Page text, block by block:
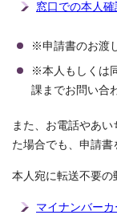
窓口での本人確
※申請書のお渡
※本人もしくは
課までお問い合
また、お電話やあ
た場合でも、申請書
本人宛に転送不要の
マイナンバー